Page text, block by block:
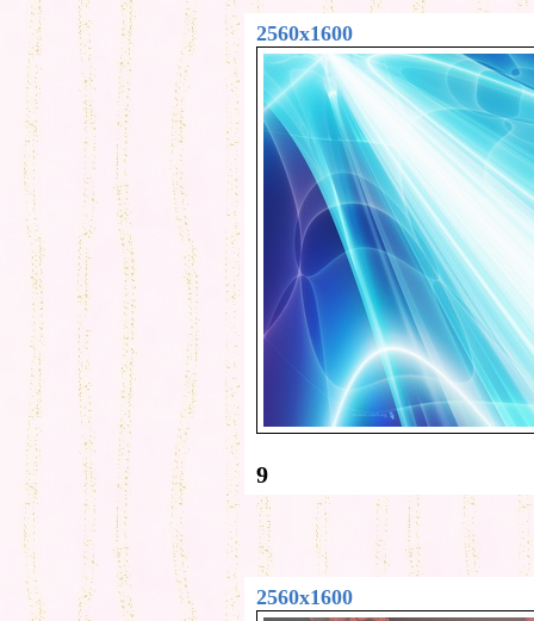
2560x1600
9
2560x1600